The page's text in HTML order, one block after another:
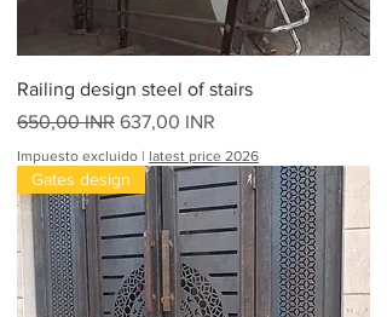
Railing design steel of stairs
Precio
650,00 INR Precio de oferta
637,00 INR
Impuesto excluido | latest price 2026
Gates design